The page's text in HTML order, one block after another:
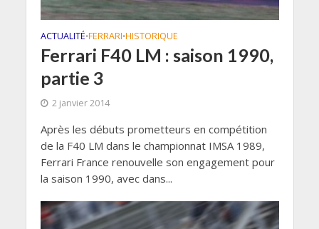
ACTUALITÉ•FERRARI•HISTORIQUE
Ferrari F40 LM : saison 1990,
partie 3
2 janvier 2014
Après les débuts prometteurs en compétition
de la F40 LM dans le championnat IMSA 1989,
Ferrari France renouvelle son engagement pour
la saison 1990, avec dans...